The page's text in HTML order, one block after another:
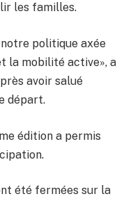
les familles.
politique axée
la mobilité active», a
avoir salué
départ.
édition a permis
été fermées sur la